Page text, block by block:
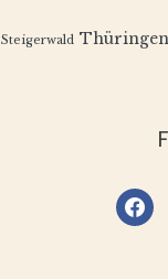
Steigerwald Thüringen